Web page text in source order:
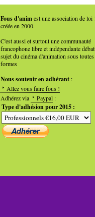
Fous d'animest une association de loi
créée en 2000.
C'est aussi et surtout une communauté
francophone libre et indépendante
sujet du cinéma d'animation sous toutes
formes
Nous soutenir en adhérant :
Allez vous faire fous !
Adhérez via
Paypal :
Type d'adhésion pour 2015 :